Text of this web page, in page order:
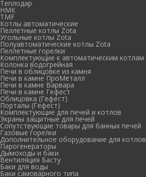
Теплодар
НМК
TMF
Котлы автоматические
Пеллетные котлы Zota
Угольные котлы Zota
Полуавтоматические котлы Zota
Пеллетные горелки
Комплектующие к автоматическим котлам
Колонка водогрейная
Печи в облицовке из камня
Печи в камне ПроМеталл
Печи в камне Варвара
Печи в камне Гефест
Облицовка (Гефест)
Порталы (Гефест)
Комплектующие для печей и котлов
Экраны защитные для печей
Сопутствующие товары для банных печей
Газовые горелки
Дополнительное оборудование для котлов
Парогенераторы
Дымоходы и баки
Вентиляция Басту
Баки для воды
Баки самоварного типа